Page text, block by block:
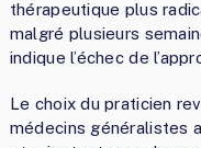
thérapeutique plus
malgré plusieurs
indique l’échec de
Le choix du praticien
médecins généralistes